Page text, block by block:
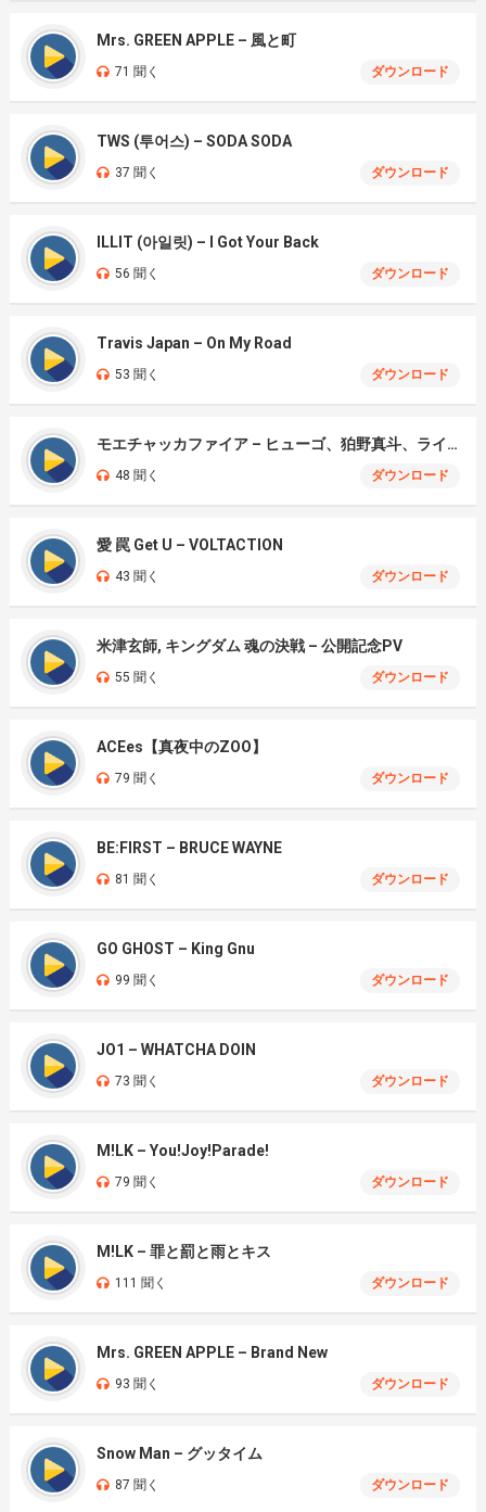
Mrs. GREEN APPLE – 風と町
71 聞く ダウンロード
TWS (투어스) – SODA SODA
37 聞く ダウンロード
ILLIT (아일릿) – I Got Your Back
56 聞く ダウンロード
Travis Japan – On My Road
53 聞く ダウンロード
モエチャッカファイア – ヒューゴ、狛野真斗、ライト、セヴェリアン (Cover )
48 聞く ダウンロード
愛 罠 Get U – VOLTACTION
43 聞く ダウンロード
米津玄師, キングダム 魂の決戦 – 公開記念PV
55 聞く ダウンロード
ACEes【真夜中のZOO】
79 聞く ダウンロード
BE:FIRST – BRUCE WAYNE
81 聞く ダウンロード
GO GHOST – King Gnu
99 聞く ダウンロード
JO1 – WHATCHA DOIN
73 聞く ダウンロード
M!LK – You!Joy!Parade!
79 聞く ダウンロード
M!LK – 罪と罰と雨とキス
111 聞く ダウンロード
Mrs. GREEN APPLE – Brand New
93 聞く ダウンロード
Snow Man – グッタイム
87 聞く ダウンロード